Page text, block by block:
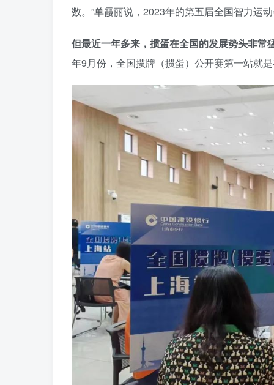
数。”单霞丽说，2023年的第五届全国智力运
但最近一年多来，掼蛋在全国的发展势头非
年9月份，全国掼牌（掼蛋）公开赛第一站就